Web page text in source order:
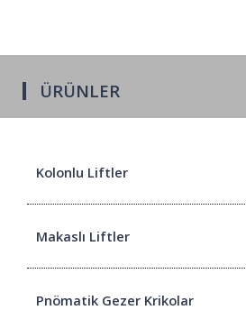
ÜRÜNLER
Kolonlu Liftler
Makaslı Liftler
Pnömatik Gezer Krikolar